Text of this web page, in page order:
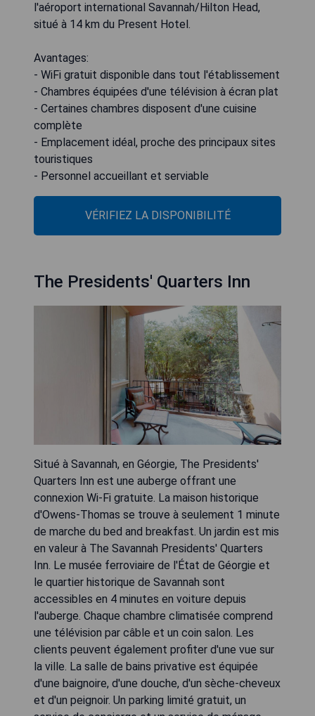
l'aéroport international Savannah/Hilton Head,
situé à 14 km du Present Hotel.
Avantages:
- WiFi gratuit disponible dans tout l'établissement
- Chambres équipées d'une télévision à écran plat
- Certaines chambres disposent d'une cuisine
complète
- Emplacement idéal, proche des principaux sites
touristiques
- Personnel accueillant et serviable
VÉRIFIEZ LA DISPONIBILITÉ
The Presidents' Quarters Inn
Situé à Savannah, en Géorgie, The Presidents'
Quarters Inn est une auberge offrant une
connexion Wi-Fi gratuite. La maison historique
d'Owens-Thomas se trouve à seulement 1 minute
de marche du bed and breakfast. Un jardin est mis
en valeur à The Savannah Presidents' Quarters
Inn. Le musée ferroviaire de l'État de Géorgie et
le quartier historique de Savannah sont
accessibles en 4 minutes en voiture depuis
l'auberge. Chaque chambre climatisée comprend
une télévision par câble et un coin salon. Les
clients peuvent également profiter d'une vue sur
la ville. La salle de bains privative est équipée
d'une baignoire, d'une douche, d'un sèche-cheveux
et d'un peignoir. Un parking limité gratuit, un